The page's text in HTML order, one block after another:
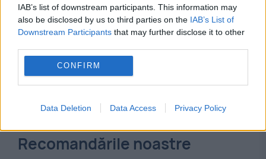
IAB’s list of downstream participants. This information may
also be disclosed by us to third parties on the IAB’s List of
Downstream Participants that may further disclose it to other
CONFIRM
Data Deletion Data Access Privacy Policy
Recomandările noastre